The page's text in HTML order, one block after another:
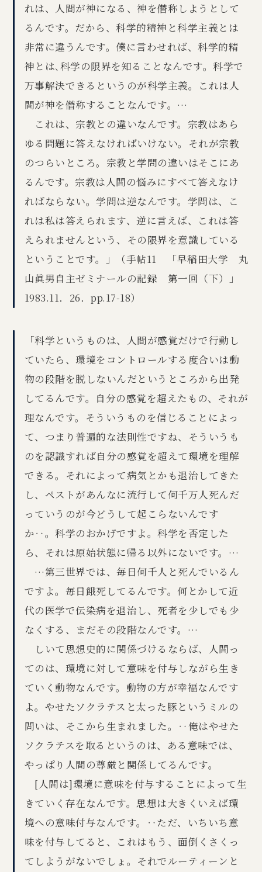
れは、人間が神になる、神を僭称しようとして
るんです。だから、科学的精神と科学主義とは
非常に違うんです。僕に言わせれば、科学的精
神とは､科学の限界を知ることなんです。科学で
万事解決できるというのが科学主義。これは人
間が神を僭称することなんです。…
これは、宗教との違いなんです。宗教はあら
ゆる問題に答えなければいけない。それが宗教
のつらいところ。宗教と学問の違いはそこにあ
るんです。宗教は人間の悩みにすべて答えなけ
ればならない。学問は逆なんです。学問は、こ
れは私は答えられます、逆に言えば、これは答
えられませんという、その限界を意識している
ということです。」（手帖11 「早稲田大学 丸
山眞男自主ゼミナールの記録 第一回（下）」
1983.11．26．pp.17-18）
「科学というものは、人間が感覚だけで行動し
ていたら、環境をコントロールする度合いは動
物の段階を脱しないんだというところから出発
してるんです。自分の感覚を超えたもの、それが
理なんです。そういうものを信じることによっ
て、つまり普遍的な法則性ですね、そういうも
のを認識すれば自分の感覚を超えて環境を理解
できる。それによって病気とかも退治してきた
し、ペストがあんなに流行して何千万人死んだ
っていうのが今どうして起こらないんです
か‥。科学のおかげですよ。科学を否定した
ら、それは原始状態に帰る以外にないです。…
…第三世界では、毎日何千人と死んでいるん
ですよ。毎日餓死してるんです。何とかして近
代の医学で伝染病を退治し、死者を少しでも少
なくする、まだその段階なんです。…
しいて思想史的に関係づけるならば、人間っ
てのは、環境に対して意味を付与しながら生き
ていく動物なんです。動物の方が幸福なんです
よ。やせたソクラテスと太った豚というミルの
問いは、そこから生まれました。‥俺はやせた
ソクラテスを取るというのは、ある意味では、
やっぱり人間の尊厳と関係してるんです。
[人間は]環境に意味を付与することによって生
きていく存在なんです。思想は大きくいえば環
境への意味付与なんです。‥ただ、いちいち意
味を付与してると、これはもう、面倒くさくっ
てしようがないでしょ。それでルーティーンと